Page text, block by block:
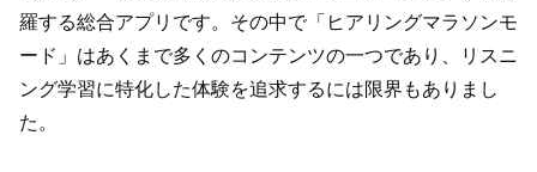
羅する総合アプリです。その中で「ヒアリングマラソンモ
ード」はあくまで多くのコンテンツの一つであり、リスニ
ング学習に特化した体験を追求するには限界もありまし
た。